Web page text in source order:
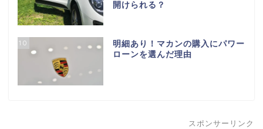
開けられる？
10
明細あり！マカンの購入にパワー
ローンを選んだ理由
スポンサーリンク